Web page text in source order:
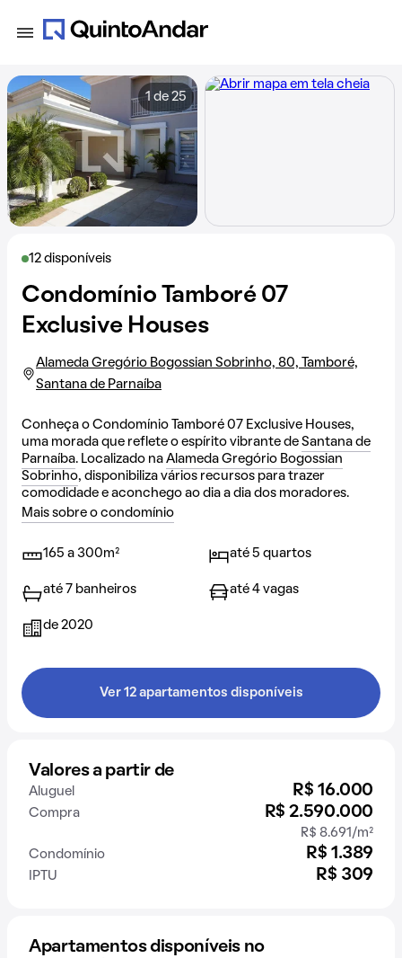
12 disponíveis
Condomínio Tamboré 07
Exclusive Houses
Alameda Gregório Bogossian Sobrinho, 80, Tamboré,
Santana de Parnaíba
Conheça o Condomínio Tamboré 07 Exclusive Houses,
uma morada que reflete o espírito vibrante de Santana de
Parnaíba. Localizado na Alameda Gregório Bogossian
Sobrinho, disponibiliza vários recursos para trazer
comodidade e aconchego ao dia a dia dos moradores.
Mais sobre o condomínio
165 a 300m² até 5 quartos
até 7 banheiros até 4 vagas
de 2020
Ver 12 apartamentos disponíveis
Valores a partir de
Aluguel R$ 16.000
Compra R$ 2.590.000
R$ 8.691/m²
Condomínio
R$ 1.389
IPTU R$ 309
1 de 25
Apartamentos disponíveis no